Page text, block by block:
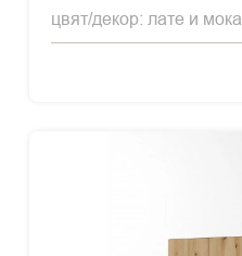
цвят/декор: лате и мока